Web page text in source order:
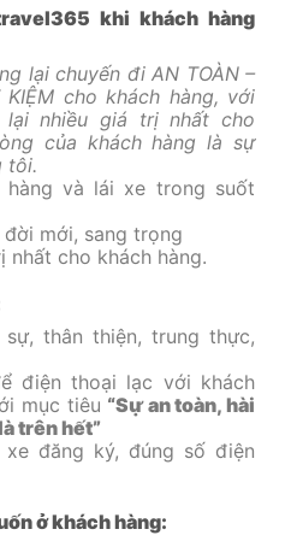
khi khách hàng
lại chuyến đi AN TOÀN –
KIỆM cho khách hàng, với
lại nhiều giá trị nhất cho
của khách hàng là sự
tôi.
và lái xe trong suốt
đời mới, sang trọng
nhất cho khách hàng.
thân thiện, trung thực,
điện thoại lạc với khách
mục tiêu “Sự an toàn, hài
trên hết”
đăng ký, đúng số điện
ở khách hàng: